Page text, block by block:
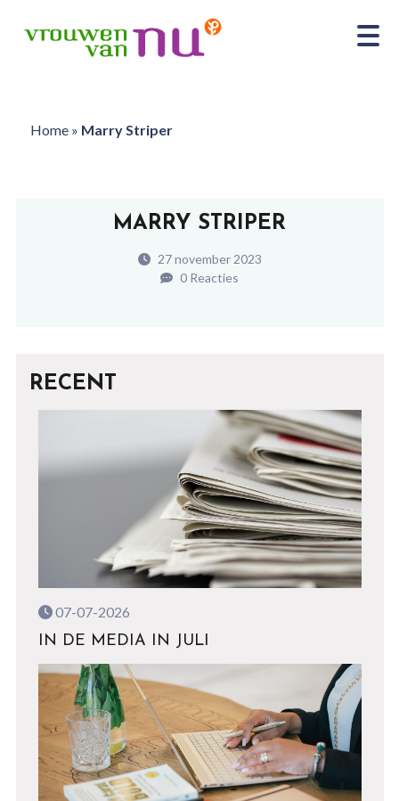
Home» Marry Striper
MARRY STRIPER
27 november 2023
0 Reacties
RECENT
07-07-2026
IN DE MEDIA IN JULI